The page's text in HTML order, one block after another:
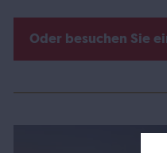
Oder besuchen Sie